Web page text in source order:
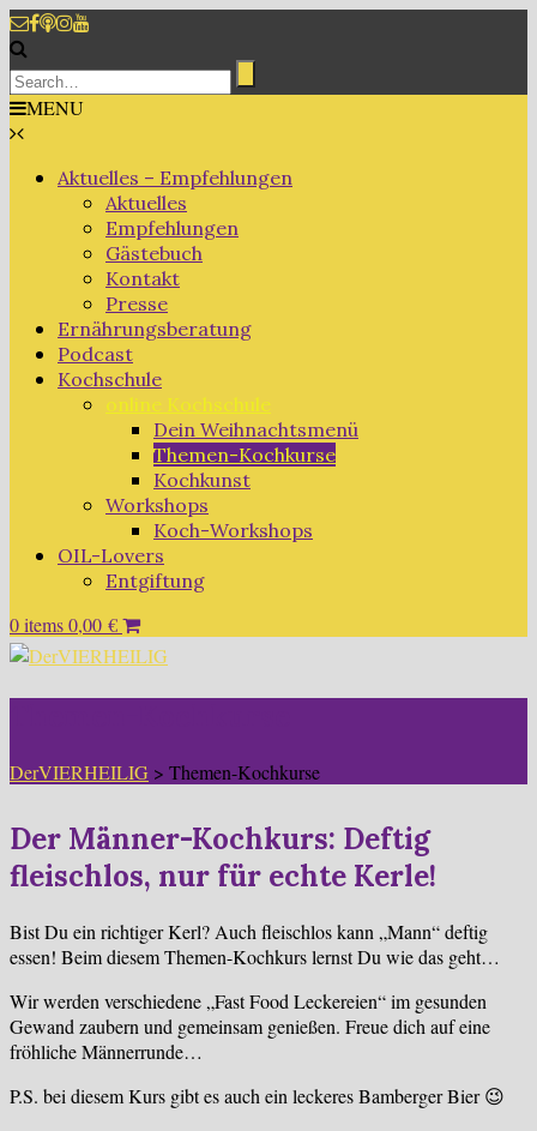
MENU
Aktuelles – Empfehlungen
Aktuelles
Empfehlungen
Gästebuch
Kontakt
Presse
Ernährungsberatung
Podcast
Kochschule
online Kochschule
Dein Weihnachtsmenü
Themen-Kochkurse
Kochkunst
Workshops
Koch-Workshops
OIL-Lovers
Entgiftung
0 items0,00 €
DerVIERHEILIG > Themen-Kochkurse
Der Männer-Kochkurs: Deftig
fleischlos, nur für echte Kerle!
Bist Du ein richtiger Kerl? Auch fleischlos kann „Mann“ deftig
essen! Beim diesem Themen-Kochkurs lernst Du wie das geht…
Wir werden verschiedene „Fast Food Leckereien“ im gesunden
Gewand zaubern und gemeinsam genießen. Freue dich auf eine
fröhliche Männerrunde…
P.S. bei diesem Kurs gibt es auch ein leckeres Bamberger Bier 😉